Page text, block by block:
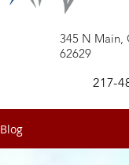
345 N Main,
62629
217-
Blog